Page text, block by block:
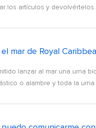
los artículos y devolvértelos.
mar de Royal
lanzar al mar una urna
o alambre y toda la